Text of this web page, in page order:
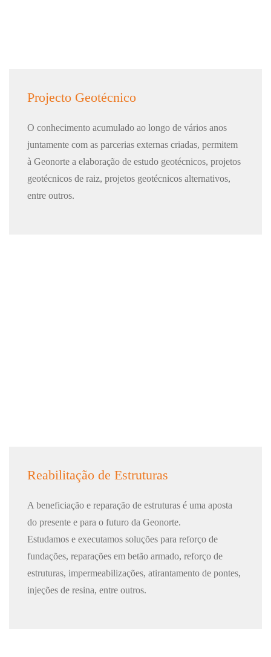
Projecto Geotécnico
O conhecimento acumulado ao longo de vários anos
juntamente com as parcerias externas criadas, permitem
à Geonorte a elaboração de estudo geotécnicos, projetos
geotécnicos de raiz, projetos geotécnicos alternativos,
entre outros.
Reabilitação de Estruturas
A beneficiação e reparação de estruturas é uma aposta
do presente e para o futuro da Geonorte.
Estudamos e executamos soluções para reforço de
fundações, reparações em betão armado, reforço de
estruturas, impermeabilizações, atirantamento de pontes,
injeções de resina, entre outros.